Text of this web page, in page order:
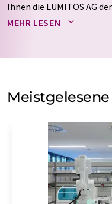
Ihnen die LUMITOS AG
Newsletter per E-Mail
auf Basis unserer
Meinungsforschung per
Einwilligung können Sie
Str. 2, 12489 Berlin oder
widerruf@lumitos.com
widerrufen. Zudem ist in
Abbestellung des
enthalten.
MEHR LESEN